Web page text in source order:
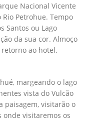
Nacional Vicente
Rio Petrohue. Tempo
Santos ou Lago
da sua cor. Almoço
ao hotel.
margeando o lago
vista do Vulcão
paisagem, visitarão o
onde visitaremos os